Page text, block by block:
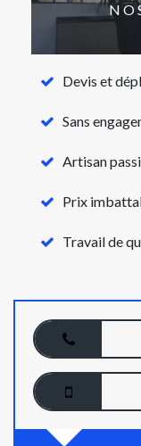
Devis et
Sans
Artisan
Prix
Travail de